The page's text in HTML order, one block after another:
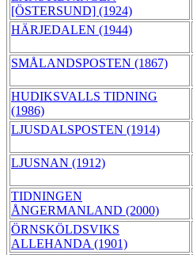
[ÖSTERSUND] (1924)
HÄRJEDALEN (1944)
SMÅLANDSPOSTEN (1867)
HUDIKSVALLS TIDNING
(1986)
LJUSDALSPOSTEN (1914)
LJUSNAN (1912)
TIDNINGEN
ÅNGERMANLAND (2000)
ÖRNSKÖLDSVIKS
ALLEHANDA (1901)